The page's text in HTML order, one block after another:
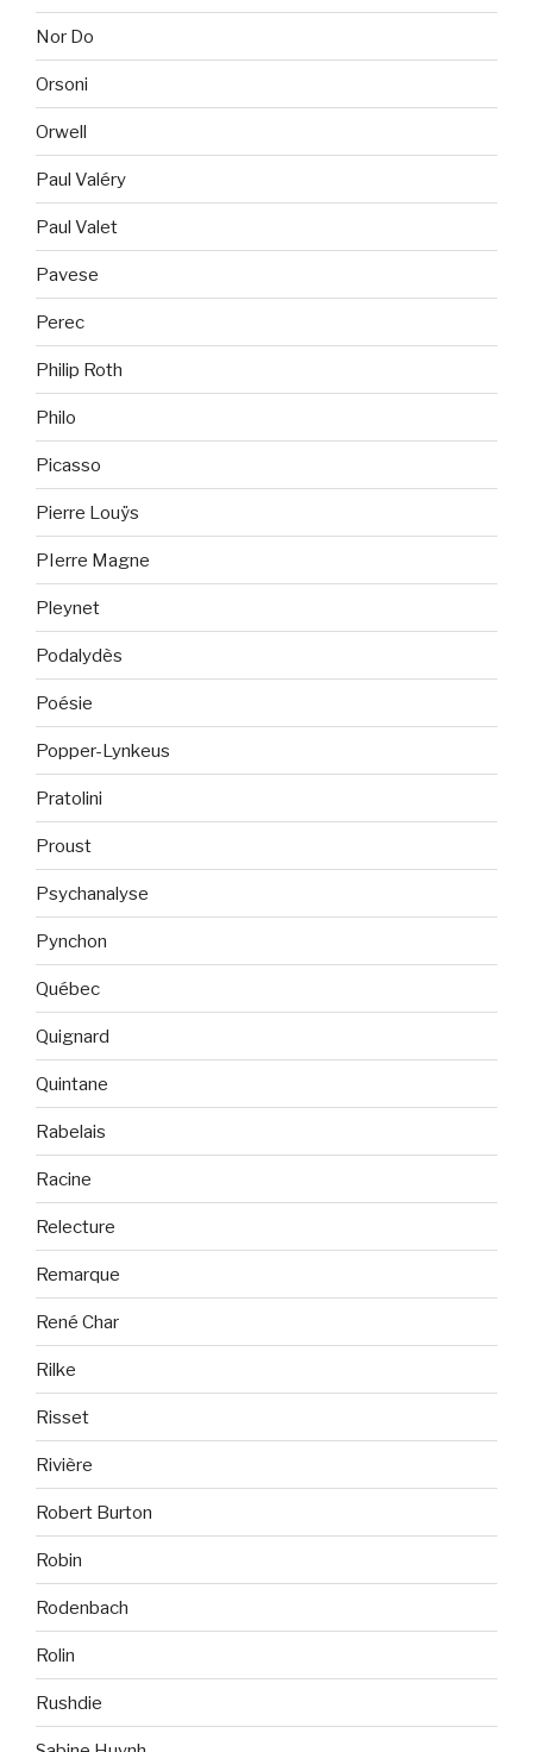
Nor Do
Orsoni
Orwell
Paul Valéry
Paul Valet
Pavese
Perec
Philip Roth
Philo
Picasso
Pierre Louÿs
PIerre Magne
Pleynet
Podalydès
Poésie
Popper-Lynkeus
Pratolini
Proust
Psychanalyse
Pynchon
Québec
Quignard
Quintane
Rabelais
Racine
Relecture
Remarque
René Char
Rilke
Risset
Rivière
Robert Burton
Robin
Rodenbach
Rolin
Rushdie